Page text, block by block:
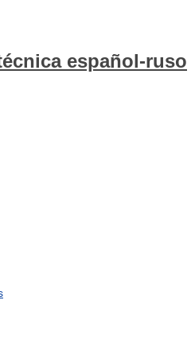
español-ruso